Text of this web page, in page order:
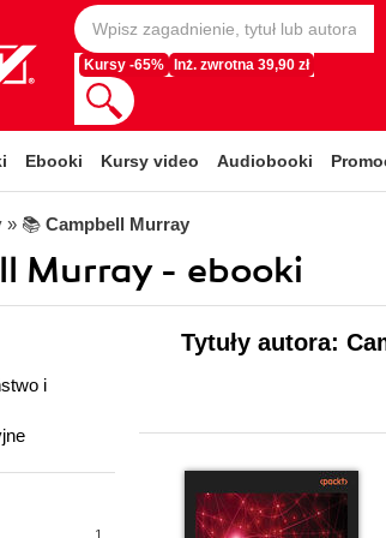
Kursy -65% Inż. zwrotna 39,90 zł
Ebooki Kursy video Audiobooki
» 📚 Campbell Murray
Murray - ebooki
i
Tytuły autora: